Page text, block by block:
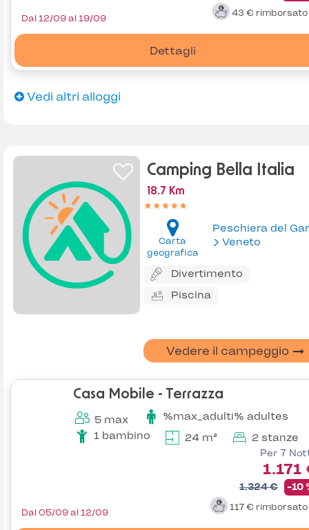
43 € rimborsato
Dettagli
Dal 12/09 al 19/09
Vedi altri alloggi
Camping Bella Italia
18.7 Km
Carta
geografica
Peschiera del
Veneto
Divertimento
Piscina
Vedere il campeggio
Casa Mobile - Terrazza
5 max
%max_adulti% adultes
1 bambino
24 m² 2 stanze
Per 7
1.171
1.324 € -10
117 € rimborsato
Dal 05/09 al 12/09